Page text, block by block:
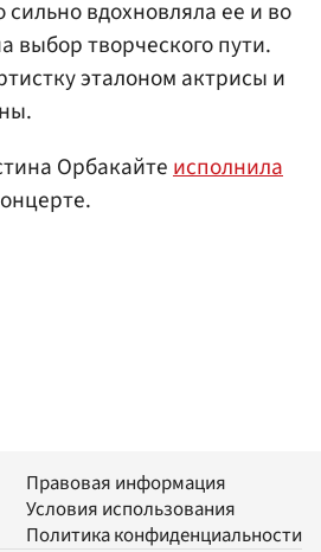
вдохновляла ее и во
выбор творческого пути.
эталоном актрисы и
Орбакайтеисполнила
Правовая информация
Условия использования
Политика конфиденциальности